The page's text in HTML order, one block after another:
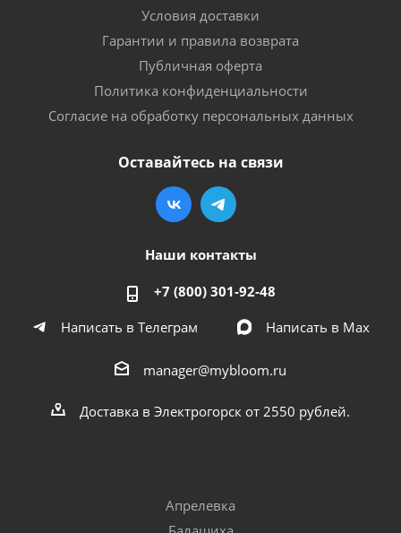
Условия доставки
Гарантии и правила возврата
Публичная оферта
Политика конфиденциальности
Согласие на обработку персональных данных
Оставайтесь на связи
Наши контакты
+7 (800) 301-92-48
Написать в Телеграм
Написать в Мах
manager@mybloom.ru
Доставка в Электрогорск от 2550 рублей.
Апрелевка